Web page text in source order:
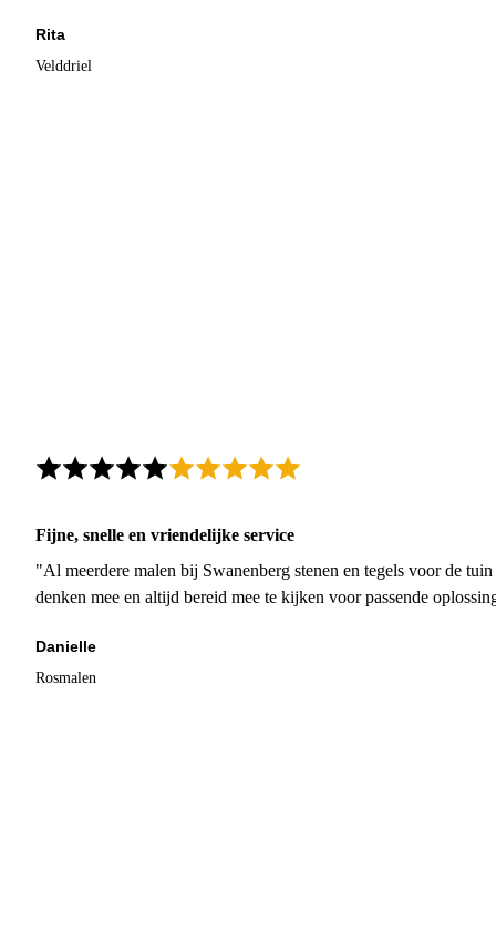
Rita
Velddriel
Fijne, snelle en vriendelijke service
"Al meerdere malen bij Swanenberg stenen en tegels voor de
denken mee en altijd bereid mee te kijken voor passende
Danielle
Rosmalen